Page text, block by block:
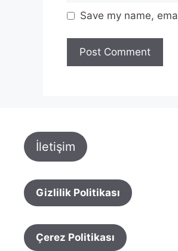
Save my name,
İletişim
Gizlilik Politikası
Çerez Politikası